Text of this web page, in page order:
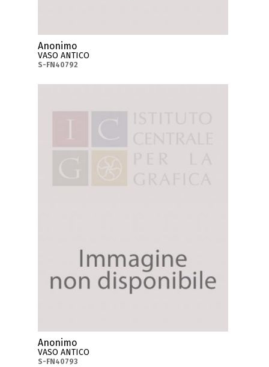
Anonimo
VASO ANTICO
S-FN40792
Anonimo
VASO ANTICO
S-FN40793